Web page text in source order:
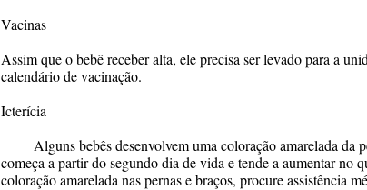
Vacinas
Assim que o bebê receber alta, ele precisa ser levado para a
calendário de vacinação.
Icterícia
Alguns bebês desenvolvem uma coloração amarelada da
começa a partir do segundo dia de vida e tende a aumentar no
coloração amarelada nas pernas e braços, procure assistência